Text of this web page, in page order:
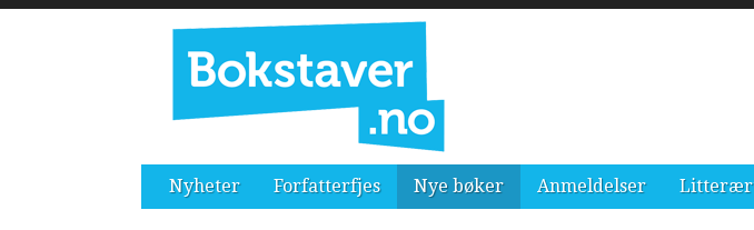
Nyheter Forfatterfjes Nye bøker Anmeldelser